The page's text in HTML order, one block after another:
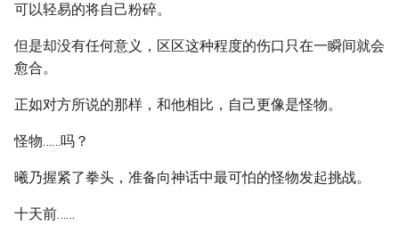
可以轻易的将自己粉碎。
但是却没有任何意义，区区这种程度的伤口只在一瞬间就会
愈合。
正如对方所说的那样，和他相比，自己更像是怪物。
怪物……吗？
曦乃握紧了拳头，准备向神话中最可怕的怪物发起挑战。
十天前……